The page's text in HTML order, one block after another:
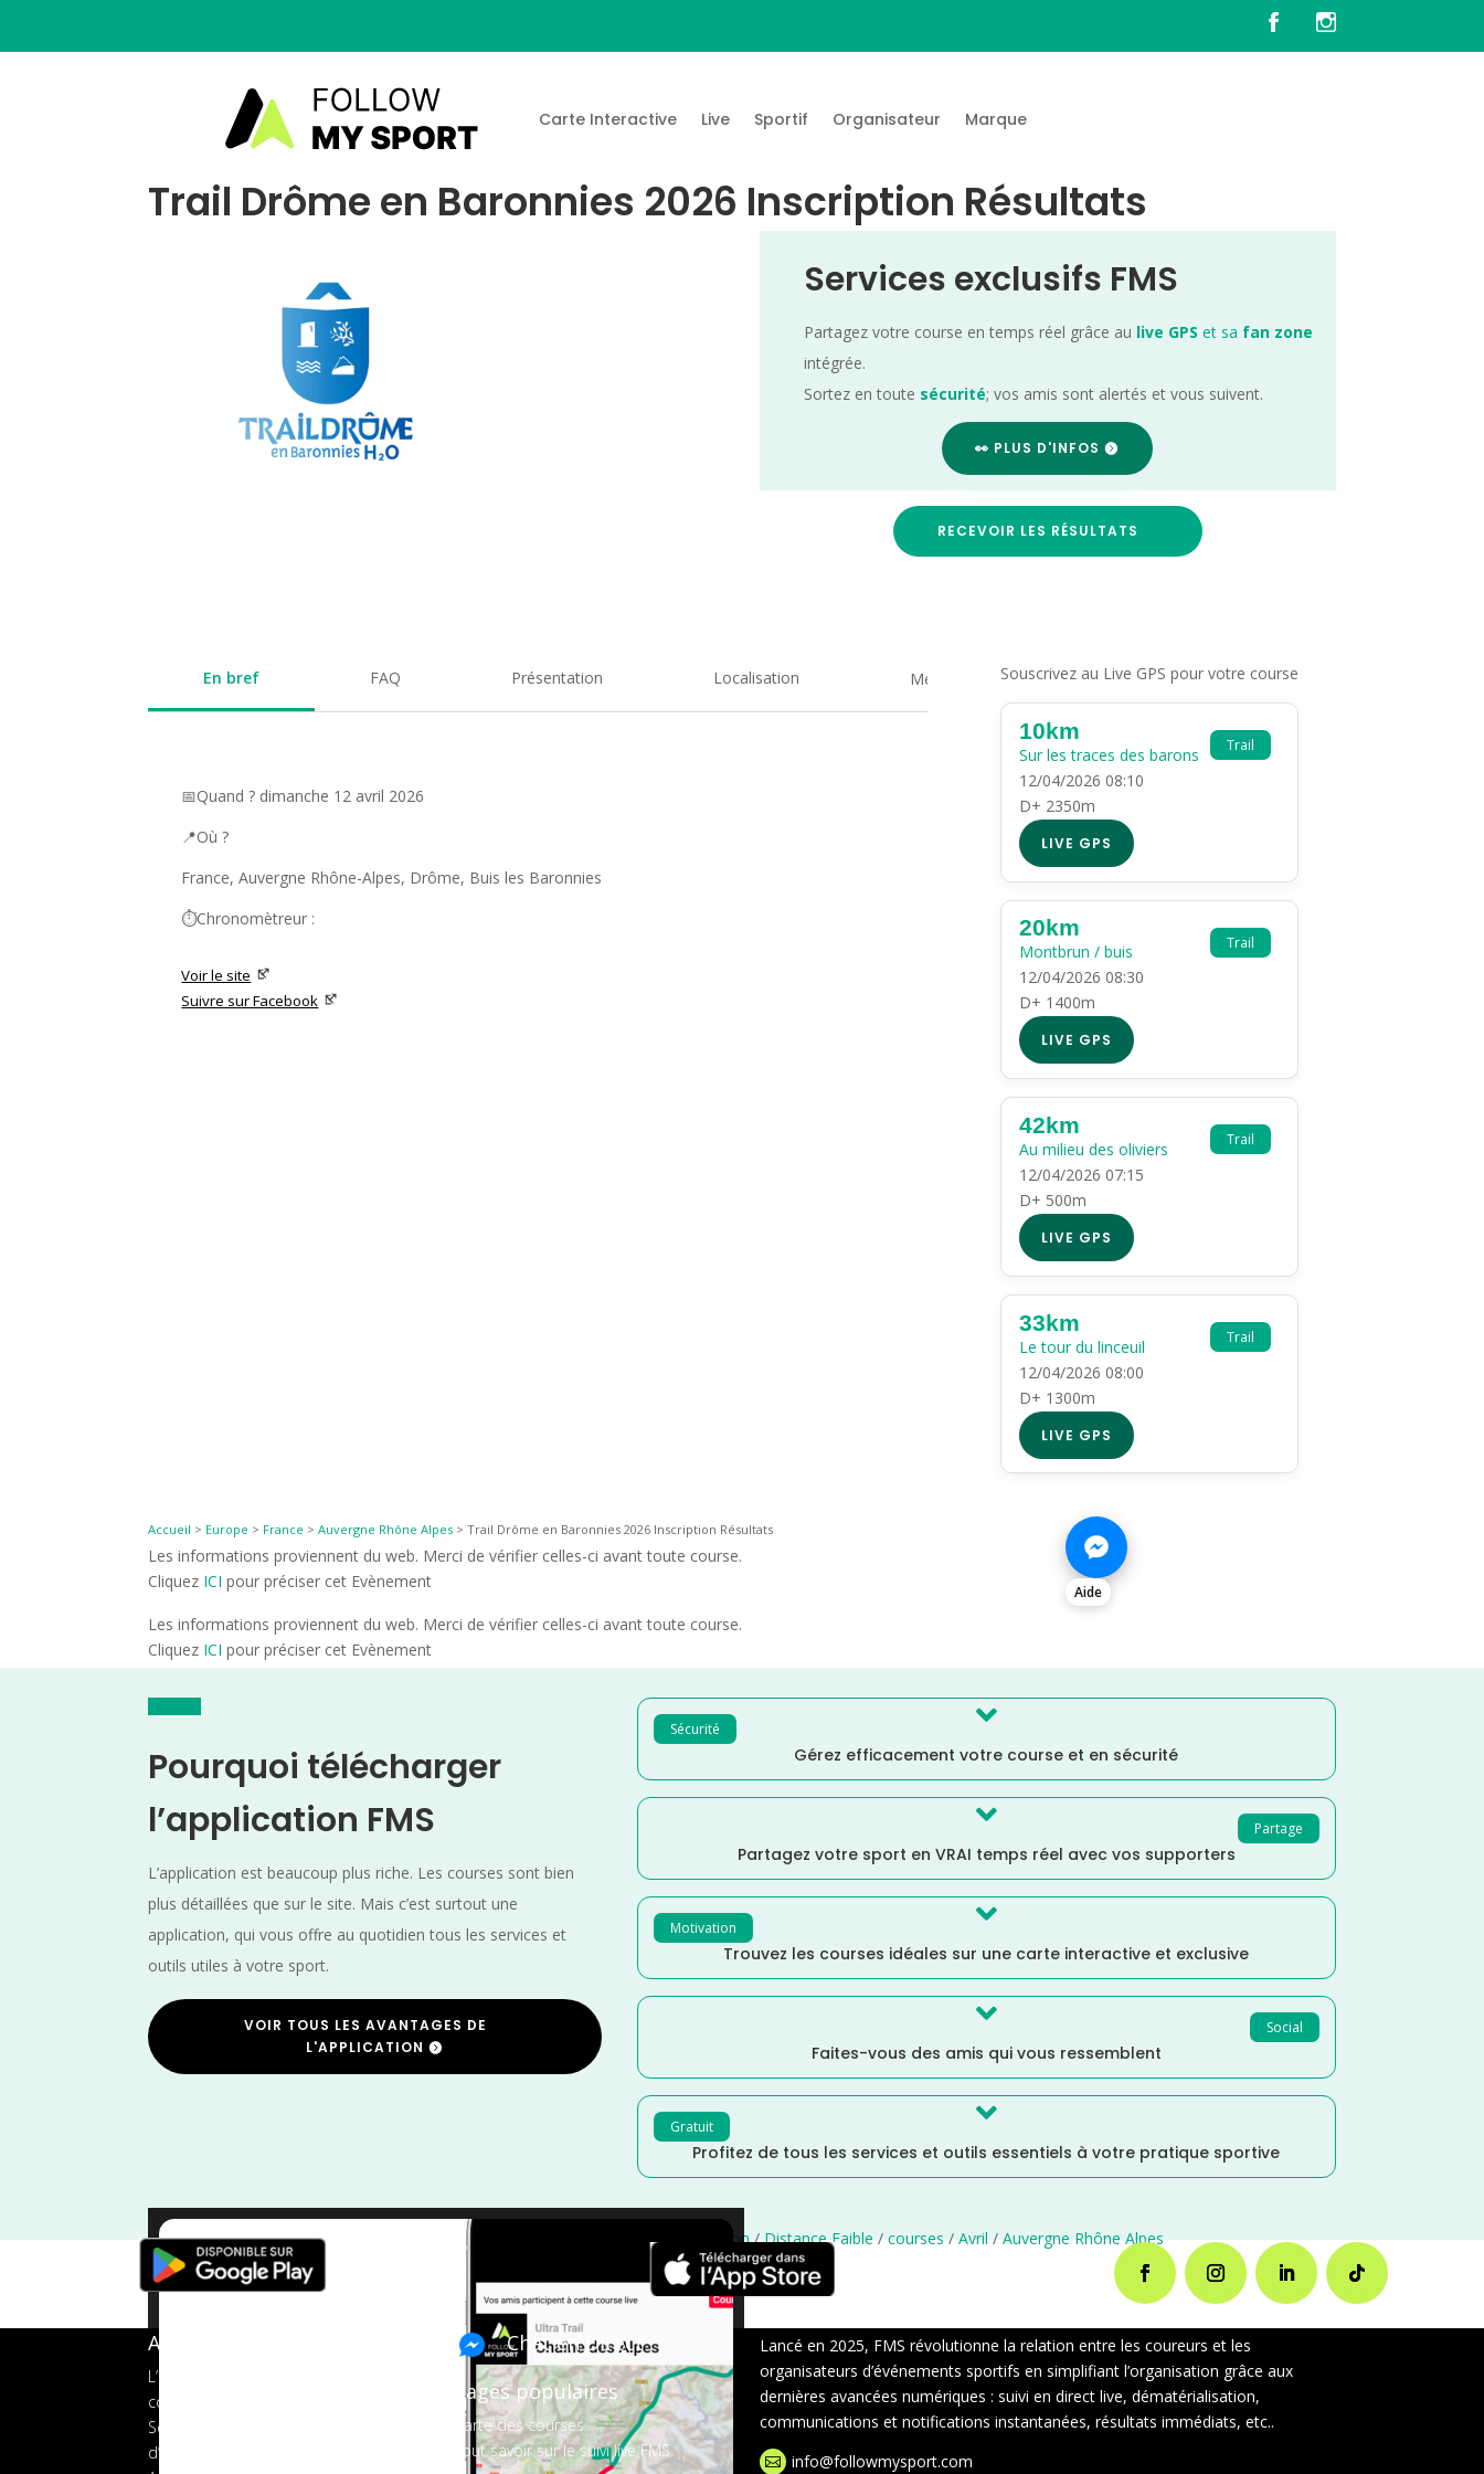
Carte Interactive Live Sportif Organisateur Marque
Trail Drôme en Baronnies 2026 Inscription Résultats
Services exclusifs FMS
Partagez votre course en temps réel grâce au live GPS et sa fan zone
intégrée.
Sortez en toute sécurité; vos amis sont alertés et vous suivent.
👀 PLUS D'INFOS
RECEVOIR LES RÉSULTATS
En bref FAQ Présentation Localisation Medias
📅Quand ? dimanche 12 avril 2026
📍Où ?
France, Auvergne Rhône-Alpes, Drôme, Buis les Baronnies
⏱️Chronomètreur :
Voir le site
Suivre sur Facebook
Souscrivez au Live GPS pour votre course
Trail
10km
Sur les traces des barons
12/04/2026 08:10
D+ 2350m
LIVE GPS
Trail
20km
Montbrun / buis
12/04/2026 08:30
D+ 1400m
LIVE GPS
Trail
42km
Au milieu des oliviers
12/04/2026 07:15
D+ 500m
LIVE GPS
Trail
33km
Le tour du linceuil
12/04/2026 08:00
D+ 1300m
LIVE GPS
Accueil > Europe > France >Auvergne Rhône Alpes >Trail Drôme en Baronnies 2026 Inscription Résultats
Les informations proviennent du web. Merci de vérifier celles-ci avant toute course.
Cliquez ICI pour préciser cet Evènement
Les informations proviennent du web. Merci de vérifier celles-ci avant toute course.
Cliquez ICI pour préciser cet Evènement
Aide
Pourquoi télécharger
l’application FMS
L’application est beaucoup plus riche. Les courses sont bien
plus détaillées que sur le site. Mais c’est surtout une
application, qui vous offre au quotidien tous les services et
outils utiles à votre sport.
VOIR TOUS LES AVANTAGES DE
L'APPLICATION
Sécurité 
Gérez efficacement votre course et en sécurité
Partage

Partagez votre sport en VRAI temps réel avec vos supporters
Motivation 
Trouvez les courses idéales sur une carte interactive et exclusive
Social

Faites-vous des amis qui vous ressemblent
Gratuit 
Profitez de tous les services et outils essentiels à votre pratique sportive
×
Trail Distance Marathon/Distance Faible/courses/Avril/Auvergne Rhône Alpes
A propos de FMS
L’application tout-en-un pour les
coureurs
Services aux organisateurs
d’événements
Chat en Direct
Pages populaires
Carte des courses
Tout savoir sur le suivi live FMS
Lancé en 2025, FMS révolutionne la relation entre les coureurs et les
organisateurs d’événements sportifs en simplifiant l’organisation grâce aux
dernières avancées numériques : suivi en direct live, dématérialisation,
communications et notifications instantanées, résultats immédiats, etc..
 info@followmysport.com